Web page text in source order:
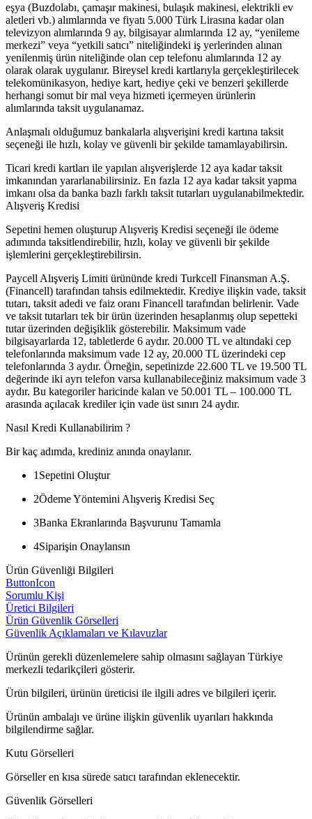
eşya (Buzdolabı, çamaşır makinesi, bulaşık makinesi, elektrikli ev
aletleri vb.) alımlarında ve fiyatı 5.000 Türk Lirasına kadar olan
televizyon alımlarında 9 ay, bilgisayar alımlarında 12 ay, “yenileme
merkezi” veya “yetkili satıcı” niteliğindeki iş yerlerinden alınan
yenilenmiş ürün niteliğinde olan cep telefonu alımlarında 12 ay
olarak olarak uygulanır. Bireysel kredi kartlarıyla gerçekleştirilecek
telekomünikasyon, hediye kart, hediye çeki ve benzeri şekillerde
herhangi somut bir mal veya hizmeti içermeyen ürünlerin
alımlarında taksit uygulanamaz.
Anlaşmalı olduğumuz bankalarla alışverişini kredi kartına taksit
seçeneği ile hızlı, kolay ve güvenli bir şekilde tamamlayabilirsin.
Ticari kredi kartları ile yapılan alışverişlerde 12 aya kadar taksit
imkanından yararlanabilirsiniz. En fazla 12 aya kadar taksit yapma
imkanı olsa da banka bazlı farklı taksit tutarları uygulanabilmektedir.
Alışveriş Kredisi
Sepetini hemen oluşturup Alışveriş Kredisi seçeneği ile ödeme
adımında taksitlendirebilir, hızlı, kolay ve güvenli bir şekilde
işlemlerini gerçekleştirebilirsin.
Paycell Alışveriş Limiti ürününde kredi Turkcell Finansman A.Ş.
(Financell) tarafından tahsis edilmektedir. Krediye ilişkin vade, taksit
tutarı, taksit adedi ve faiz oranı Financell tarafından belirlenir. Vade
ve taksit tutarları tek bir ürün üzerinden hesaplanmış olup sepetteki
tutar üzerinden değişiklik gösterebilir. Maksimum vade
bilgisayarlarda 12, tabletlerde 6 aydır. 20.000 TL ve altındaki cep
telefonlarında maksimum vade 12 ay, 20.000 TL üzerindeki cep
telefonlarında 3 aydır. Örneğin, sepetinizde 22.600 TL ve 19.500 TL
değerinde iki ayrı telefon varsa kullanabileceğiniz maksimum vade 3
aydır. Bu kategoriler haricinde kalan ve 50.001 TL – 100.000 TL
arasında açılacak krediler için vade üst sınırı 24 aydır.
Nasıl Kredi Kullanabilirim ?
Bir kaç adımda, krediniz anında onaylanır.
1 Sepetini Oluştur
2Ödeme Yöntemini Alışveriş Kredisi Seç
3Banka Ekranlarında Başvurunu Tamamla
4Siparişin Onaylansın
Ürün Güvenliği Bilgileri
ButtonIcon
Sorumlu Kişi
Üretici Bilgileri
Ürün Güvenlik Görselleri
Güvenlik Açıklamaları ve Kılavuzlar
Ürünün gerekli düzenlemelere sahip olmasını sağlayan Türkiye
merkezli tedarikçileri gösterir.
Ürün bilgileri, ürünün üreticisi ile ilgili adres ve bilgileri içerir.
Ürünün ambalajı ve ürüne ilişkin güvenlik uyarıları hakkında
bilgilendirme sağlar.
Kutu Görselleri
Görseller en kısa sürede satıcı tarafından eklenecektir.
Güvenlik Görselleri